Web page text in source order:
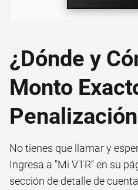
¿Dónde y
Monto
No tienes que llamar y
Ingresa a "Mi VTR" en su
sección de detalle de